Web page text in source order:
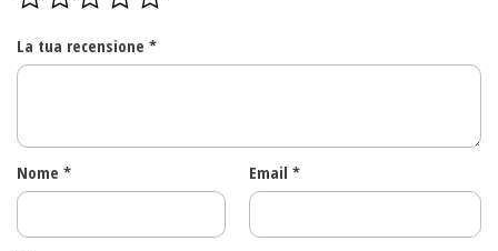
La tua recensione *
Nome * Email *